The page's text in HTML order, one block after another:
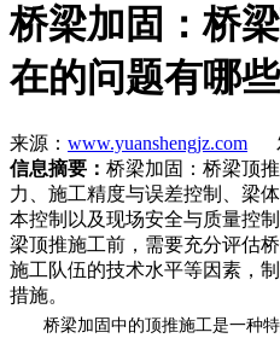
桥梁加固：桥
在的问题有哪
来源： www.yuanshengjz.com
信息摘要： 桥梁加固：桥梁顶
力、施工精度与误差控制、梁
本控制以及现场安全与质量控
梁顶推施工前，需要充分评估
施工队伍的技术水平等因素，
措施。
桥梁加固中的顶推施工是一种特